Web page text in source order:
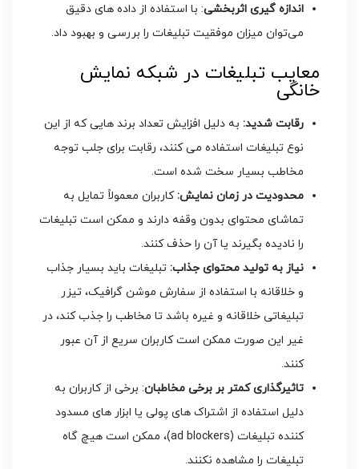
اندازه ‌گیری اثربخشی: با استفاده از داده ‌های دقیق
می‌توان میزان موفقیت تبلیغات را بررسی و بهبود داد.
معایب تبلیغات در شبکه نمایش
خانگی
رقابت شدید: به دلیل افزایش تعداد برند هایی که از این
نوع تبلیغات استفاده می ‌کنند، رقابت برای جلب توجه
مخاطب بسیار سخت شده است.
محدودیت در زمان نمایش:کاربران معمولاً تمایل به
تماشای محتوای بدون وقفه دارند و ممکن است تبلیغات
را نادیده بگیرند یا آن را حذف کنند.
نیاز به تولید محتوای جذاب: تبلیغات باید بسیار جذاب
و خلاقانه با استفاده از سفارش موشن گرافیک، تیزر
تبلیغاتی خلاقانه و غیره باشد تا مخاطب را جذب کند، در
غیر این صورت ممکن است کاربران سریع از آن عبور
کنند.
تاثیرگذاری کمتر بر برخی مخاطبان: برخی از کاربران به
دلیل استفاده از اشتراک‌ های پولی یا ابزار های مسدود
کننده تبلیغات (ad blockers)، ممکن است هیچ ‌گاه
تبلیغات را مشاهده نکنند.